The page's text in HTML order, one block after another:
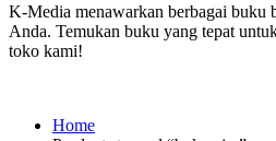
K-Media menawarkan berbagai buku
Anda. Temukan buku yang tepat
toko kami!
Home